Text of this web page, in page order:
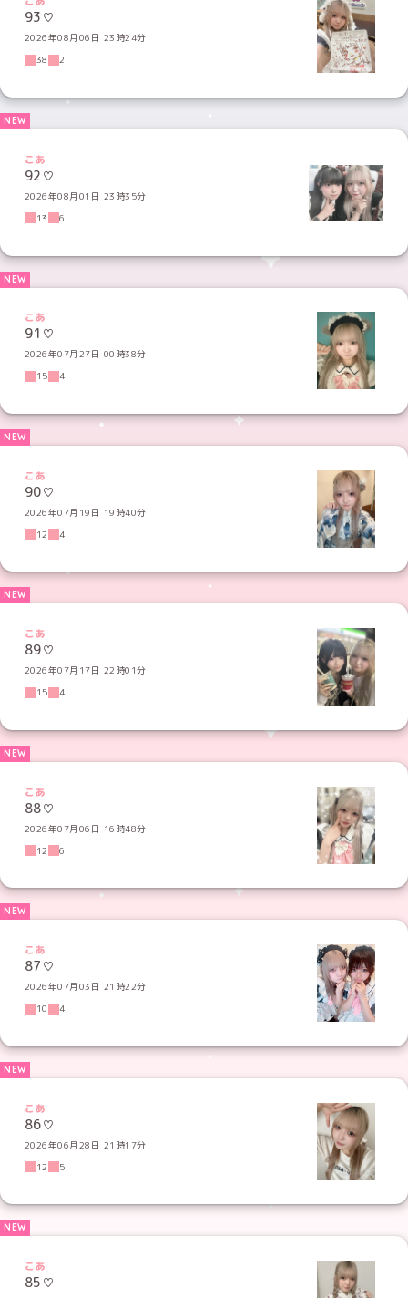
93♡
2026年08月06日 23時24分
38
2
こあ
92♡
2026年08月01日 23時35分
13
6
こあ
91♡
2026年07月27日 00時38分
15
4
こあ
90♡
2026年07月19日 19時40分
12
4
こあ
89♡
2026年07月17日 22時01分
15
4
こあ
88♡
2026年07月06日 16時48分
12
6
こあ
87♡
2026年07月03日 21時22分
10
4
こあ
86♡
2026年06月28日 21時17分
12
5
こあ
85♡